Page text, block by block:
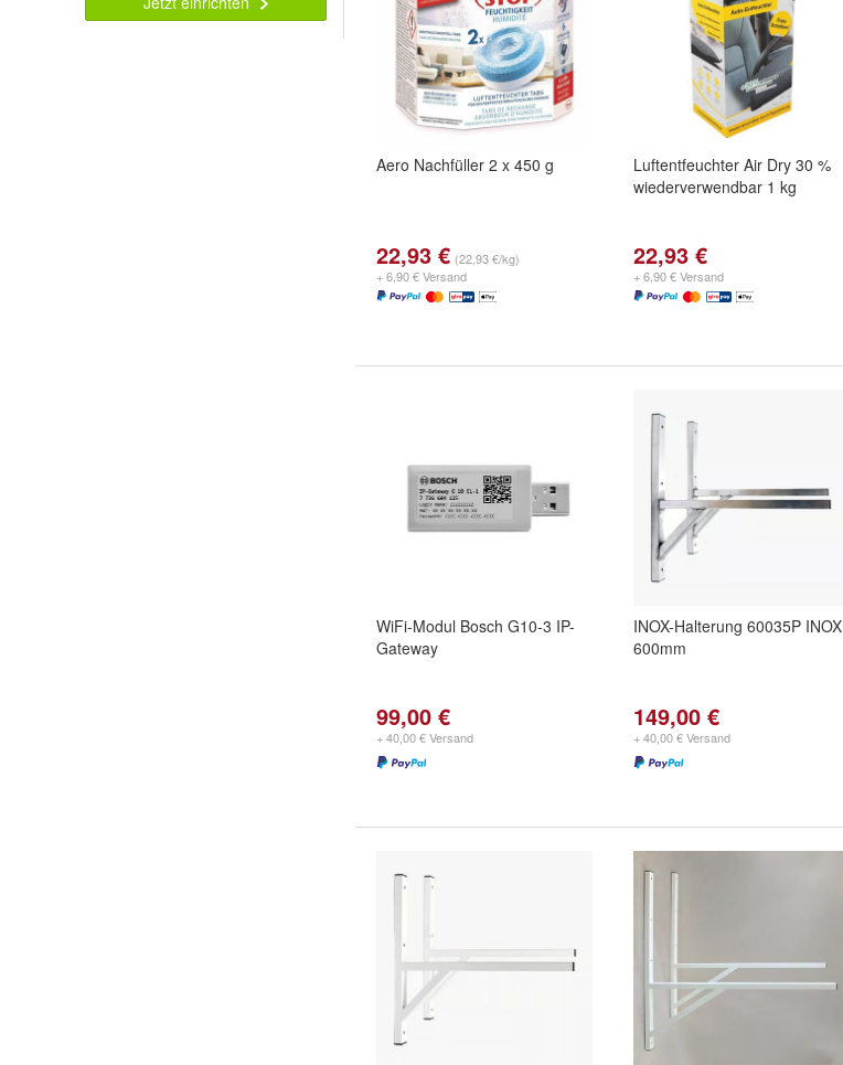
Aero Nachfüller 2 x 450 g
22,93 € (22,93 €/kg)
+ 6,90 € Versand
Luftentfeuchter Air Dry 30 %
wiederverwendbar 1 kg
22,93 €
+ 6,90 € Versand
WiFi-Modul Bosch G10-3 IP-
Gateway
99,00 €
+ 40,00 € Versand
INOX-Halterung 60035P INOX
600mm
149,00 €
+ 40,00 € Versand